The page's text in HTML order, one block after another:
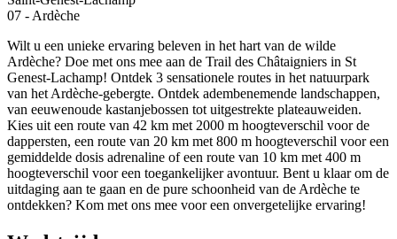
07 - Ardèche
Wilt u een unieke ervaring beleven in het hart van de wilde
Ardèche? Doe met ons mee aan de Trail des Châtaigniers in St
Genest-Lachamp! Ontdek 3 sensationele routes in het natuurpark
van het Ardèche-gebergte. Ontdek adembenemende landschappen,
van eeuwenoude kastanjebossen tot uitgestrekte plateauweiden.
Kies uit een route van 42 km met 2000 m hoogteverschil voor de
dappersten, een route van 20 km met 800 m hoogteverschil voor een
gemiddelde dosis adrenaline of een route van 10 km met 400 m
hoogteverschil voor een toegankelijker avontuur. Bent u klaar om de
uitdaging aan te gaan en de pure schoonheid van de Ardèche te
ontdekken? Kom met ons mee voor een onvergetelijke ervaring!